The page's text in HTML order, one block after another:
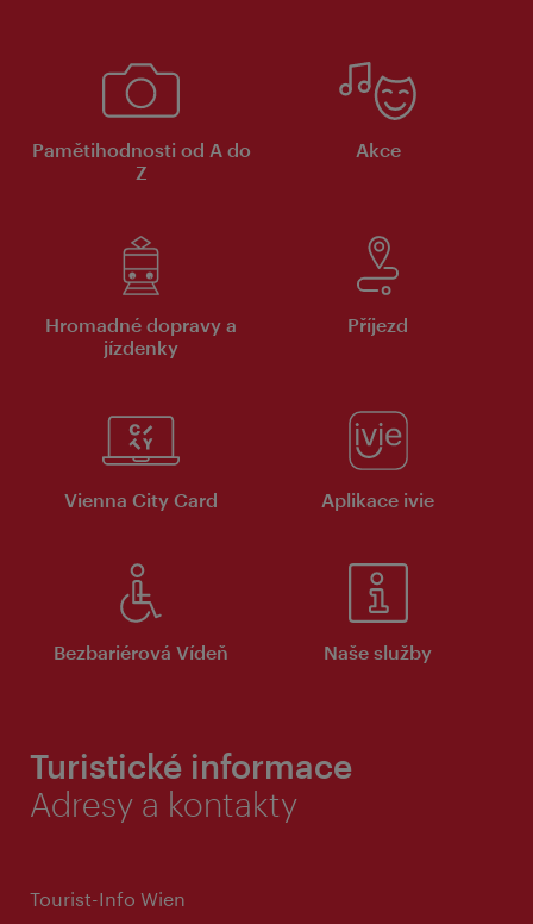
Pamětihodnosti od A do
Z
Akce
Hromadné dopravy a
jízdenky
Příjezd
Vienna City Card Aplikace ivie
Bezbariérová Vídeň Naše služby
Turistické informace
Adresy a kontakty
Tourist-Info Wien